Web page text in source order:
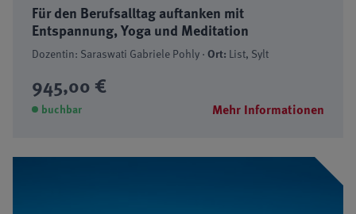
Für den Berufsalltag auftanken mit
Entspannung, Yoga und Meditation
Dozentin: Saraswati Gabriele Pohly ·Ort: List, Sylt
945,00 €
buchbar Mehr Informationen